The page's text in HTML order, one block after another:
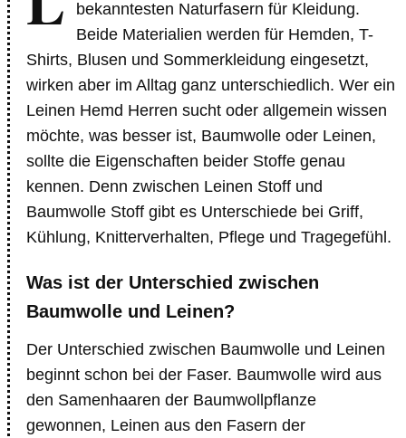
bekanntesten Naturfasern für Kleidung.
Beide Materialien werden für Hemden, T-
Shirts, Blusen und Sommerkleidung eingesetzt,
wirken aber im Alltag ganz unterschiedlich. Wer ein
Leinen Hemd Herren sucht oder allgemein wissen
möchte, was besser ist, Baumwolle oder Leinen,
sollte die Eigenschaften beider Stoffe genau
kennen. Denn zwischen Leinen Stoff und
Baumwolle Stoff gibt es Unterschiede bei Griff,
Kühlung, Knitterverhalten, Pflege und Tragegefühl.
Was ist der Unterschied zwischen
Baumwolle und Leinen?
Der Unterschied zwischen Baumwolle und Leinen
beginnt schon bei der Faser. Baumwolle wird aus
den Samenhaaren der Baumwollpflanze
gewonnen, Leinen aus den Fasern der